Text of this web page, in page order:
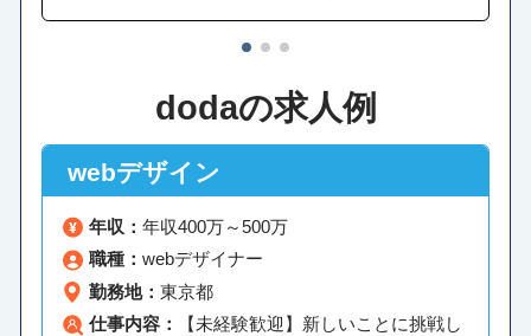
dodaの求人例
webデザイン
年収： 年収400万～500万
職種： webデザイナー
勤務地： 東京都
仕事内容：
【未経験歓迎】新しいことに挑戦し